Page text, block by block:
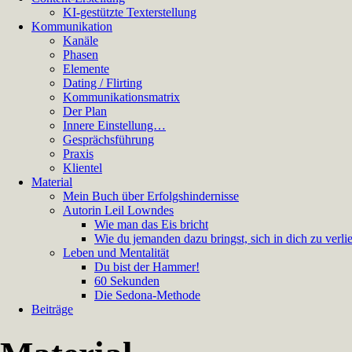
KI-gestützte Texterstellung
Kommunikation
Kanäle
Phasen
Elemente
Dating / Flirting
Kommunikationsmatrix
Der Plan
Innere Einstellung…
Gesprächsführung
Praxis
Klientel
Material
Mein Buch über Erfolgshindernisse
Autorin Leil Lowndes
Wie man das Eis bricht
Wie du jemanden dazu bringst, sich in dich zu
Leben und Mentalität
Du bist der Hammer!
60 Sekunden
Die Sedona-Methode
Beiträge